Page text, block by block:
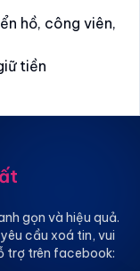
hồ, công viên,
tiền
gọn và hiệu quả.
cầu xoá tin, vui
trợ trên facebook: